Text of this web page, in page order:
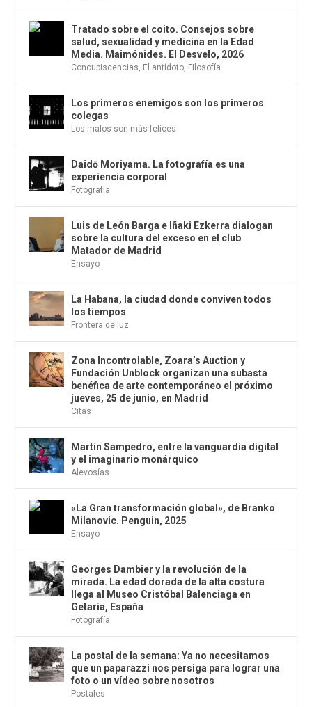
Tratado sobre el coito. Consejos sobre
salud, sexualidad y medicina en la Edad
Media. Maimónides. El Desvelo, 2026
Concupiscencias, El antídoto, Filosofía
Los primeros enemigos son los primeros
colegas
Los malos son más felices
Daidō Moriyama. La fotografía es una
experiencia corporal
Fotografía
Luis de León Barga e Iñaki Ezkerra dialogan
sobre la cultura del exceso en el club
Matador de Madrid
Ensayo
La Habana, la ciudad donde conviven todos
los tiempos
Frontera de luz
Zona Incontrolable, Zoara’s Auction y
Fundación Unblock organizan una subasta
benéfica de arte contemporáneo el próximo
jueves, 25 de junio, en Madrid
Citas
Martín Sampedro, entre la vanguardia digital
y el imaginario monárquico
Alevosías
«La Gran transformación global», de Branko
Milanovic. Penguin, 2025
Ensayo
Georges Dambier y la revolución de la
mirada. La edad dorada de la alta costura
llega al Museo Cristóbal Balenciaga en
Getaria, España
Fotografía
La postal de la semana: Ya no necesitamos
que un paparazzi nos persiga para lograr una
foto o un vídeo sobre nosotros
Postales